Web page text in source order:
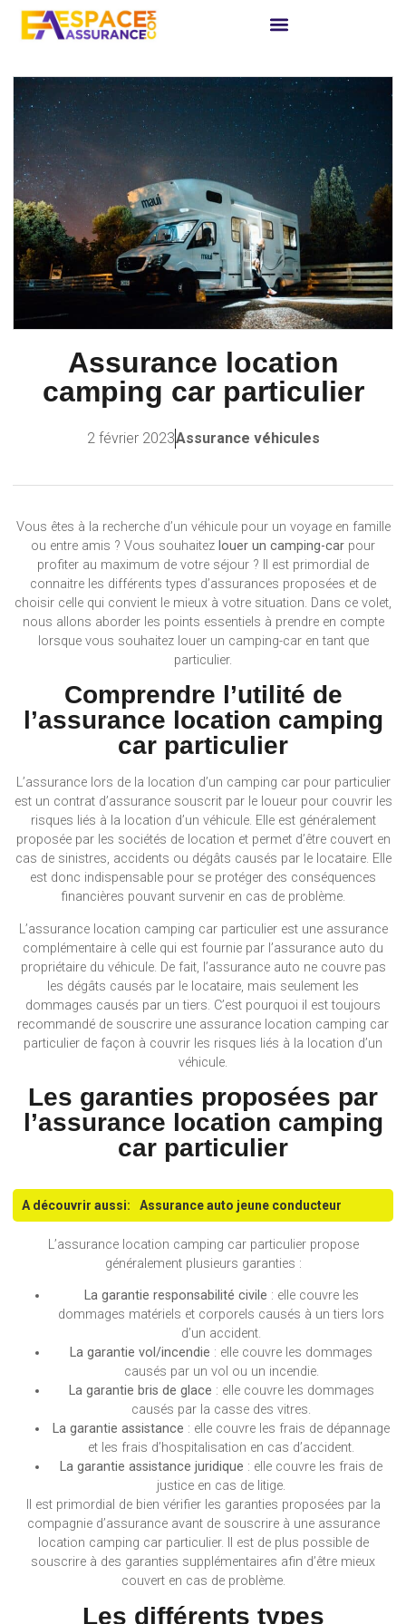
Assurance location
camping car particulier
2 février 2023Assurance véhicules
Vous êtes à la recherche d’un véhicule pour un voyage en famille
ou entre amis ? Vous souhaitez louer un camping-car pour
profiter au maximum de votre séjour ? Il est primordial de
connaitre les différents types d’assurances proposées et de
choisir celle qui convient le mieux à votre situation. Dans ce volet,
nous allons aborder les points essentiels à prendre en compte
lorsque vous souhaitez louer un camping-car en tant que
particulier.
Comprendre l’utilité de
l’assurance location camping
car particulier
L’assurance lors de la location d’un camping car pour particulier
est un contrat d’assurance souscrit par le loueur pour couvrir les
risques liés à la location d’un véhicule. Elle est généralement
proposée par les sociétés de location et permet d’être couvert en
cas de sinistres, accidents ou dégâts causés par le locataire. Elle
est donc indispensable pour se protéger des conséquences
financières pouvant survenir en cas de problème.
L’assurance location camping car particulier est une assurance
complémentaire à celle qui est fournie par l’assurance auto du
propriétaire du véhicule. De fait, l’assurance auto ne couvre pas
les dégâts causés par le locataire, mais seulement les
dommages causés par un tiers. C’est pourquoi il est toujours
recommandé de souscrire une assurance location camping car
particulier de façon à couvrir les risques liés à la location d’un
véhicule.
Les garanties proposées par
l’assurance location camping
car particulier
A découvrir aussi: Assurance auto jeune conducteur
L’assurance location camping car particulier propose
généralement plusieurs garanties :
La garantie responsabilité civile : elle couvre les
dommages matériels et corporels causés à un tiers lors
d’un accident.
La garantie vol/incendie : elle couvre les dommages
causés par un vol ou un incendie.
La garantie bris de glace : elle couvre les dommages
causés par la casse des vitres.
La garantie assistance : elle couvre les frais de dépannage
et les frais d’hospitalisation en cas d’accident.
La garantie assistance juridique : elle couvre les frais de
justice en cas de litige.
Il est primordial de bien vérifier les garanties proposées par la
compagnie d’assurance avant de souscrire à une assurance
location camping car particulier. Il est de plus possible de
souscrire à des garanties supplémentaires afin d’être mieux
couvert en cas de problème.
Les différents types